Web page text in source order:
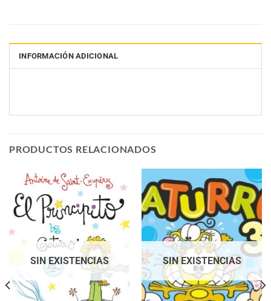
INFORMACIÓN ADICIONAL
PRODUCTOS RELACIONADOS
SIN EXISTENCIAS SIN EXISTENCIAS